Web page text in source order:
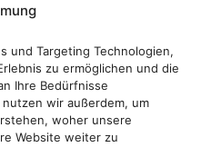
und Targeting Technologien,
zu ermöglichen und die
Ihre Bedürfnisse
wir außerdem, um
woher unsere
Website weiter zu
korrekt